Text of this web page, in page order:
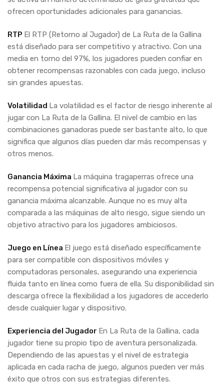
ofrecen oportunidades adicionales para ganancias.
RTP El RTP (Retorno al Jugador) de La Ruta de la Gallina
está diseñado para ser competitivo y atractivo. Con una
media en torno del 97%, los jugadores pueden confiar en
obtener recompensas razonables con cada juego, incluso
sin grandes apuestas.
Volatilidad La volatilidad es el factor de riesgo inherente al
jugar con La Ruta de la Gallina. El nivel de cambio en las
combinaciones ganadoras puede ser bastante alto, lo que
significa que algunos días pueden dar más recompensas y
otros menos.
Ganancia Máxima La máquina tragaperras ofrece una
recompensa potencial significativa al jugador con su
ganancia máxima alcanzable. Aunque no es muy alta
comparada a las máquinas de alto riesgo, sigue siendo un
objetivo atractivo para los jugadores ambiciosos.
Juego en Línea El juego está diseñado específicamente
para ser compatible con dispositivos móviles y
computadoras personales, asegurando una experiencia
fluida tanto en línea como fuera de ella. Su disponibilidad sin
descarga ofrece la flexibilidad a los jugadores de accederlo
desde cualquier lugar y dispositivo.
Experiencia del Jugador En La Ruta de la Gallina, cada
jugador tiene su propio tipo de aventura personalizada.
Dependiendo de las apuestas y el nivel de estrategia
aplicada en cada racha de juego, algunos pueden ver más
éxito que otros con sus estrategias diferentes.